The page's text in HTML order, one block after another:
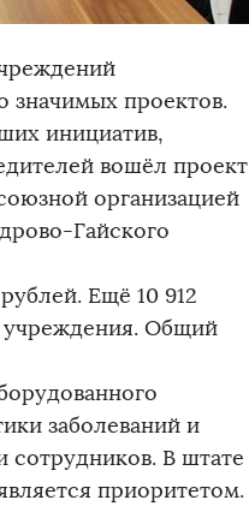
значимых проектов.
инициатив,
вошёл проект
организацией
Гайского
Ещё 10 912
учреждения. Общий
заболеваний и
сотрудников. В штате
приоритетом.